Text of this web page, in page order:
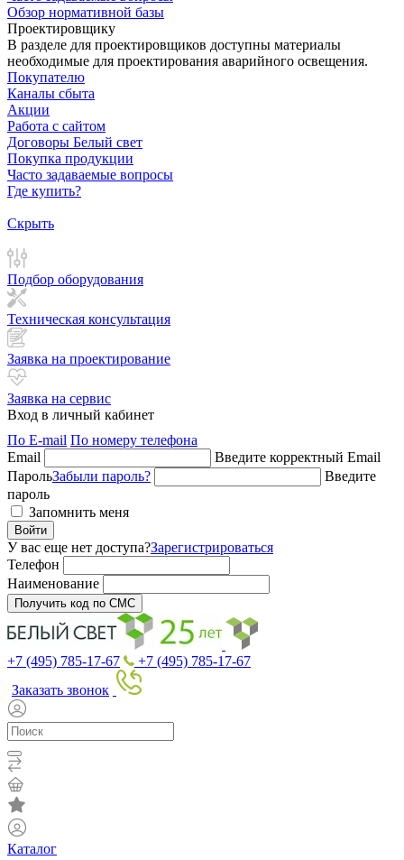
Обзор нормативной базы
Проектировщику
В разделе для проектировщиков доступны материалы
необходимые для проектирования аварийного освещения.
Покупателю
Каналы сбыта
Акции
Работа с сайтом
Договоры Белый свет
Покупка продукции
Часто задаваемые вопросы
Где купить?
Скрыть
Подбор оборудования
Техническая консультация
Заявка на проектирование
Заявка на сервис
Вход в личный кабинет
По E-mail По номеру телефона
Email
Введите корректный Email
ПарольЗабыли пароль?
Введите
пароль
Запомнить меня
Войти
У вас еще нет доступа?Зарегистрироваться
Телефон
Наименование
Получить код по СМС
+7 (495) 785-17-67
+7 (495) 785-17-67
Заказать звонок
Каталог